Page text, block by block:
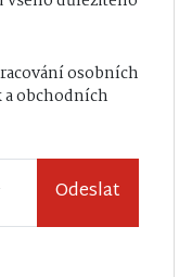
osobních
obchodních
Odeslat